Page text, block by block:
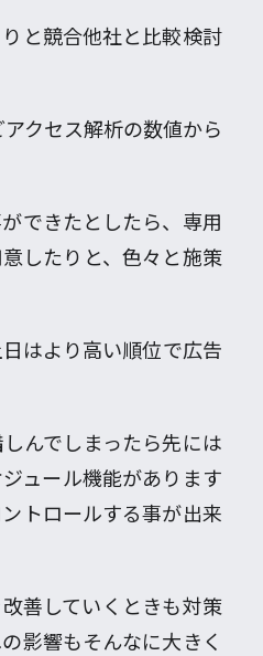
と競合他社と比較検討
クセス解析の数値から
できたとしたら、専用
したりと、色々と施策
はより高い順位で広告
んでしまったら先には
ュール機能があります
トロールする事が出来
善していくときも対策
影響もそんなに大きく